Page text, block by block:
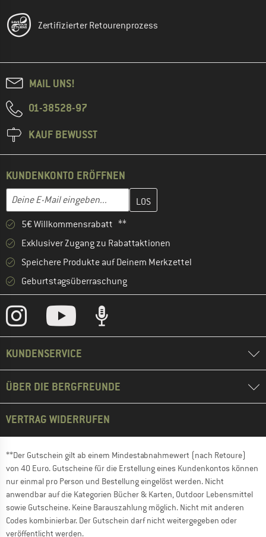
Zertifizierter Retourenprozess
MAIL UNS!
01-38528-97
KAUF BEWUSST
KUNDENKONTO ERÖFFNEN
E-Mail-Adresse
Gib hier deine E-Mail-Adresse ein und erstelle im nächsten
5€ Willkommensrabatt **
Exklusiver Zugang zu Rabattaktionen
Speichere Produkte auf Deinem Merkzettel
Geburtstagsüberraschung
KUNDENSERVICE
ÜBER DIE BERGFREUNDE
VERTRAG WIDERRUFEN
**Der Gutschein gilt ab einem Mindestabnahmewert (nach Retoure)
von 40 Euro. Gutscheine für die Erstellung eines Kundenkontos können
nur einmal pro Person und Bestellung eingelöst werden. Nicht
anwendbar auf die Kategorien Bücher & Karten, Outdoor Lebensmittel
sowie Gutscheine. Keine Barauszahlung möglich. Nicht mit anderen
Codes kombinierbar. Der Gutschein darf nicht weitergegeben oder
veröffentlicht werden.